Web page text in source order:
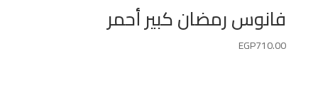
فانوس رمضان كبير أحمر
EGP710.00